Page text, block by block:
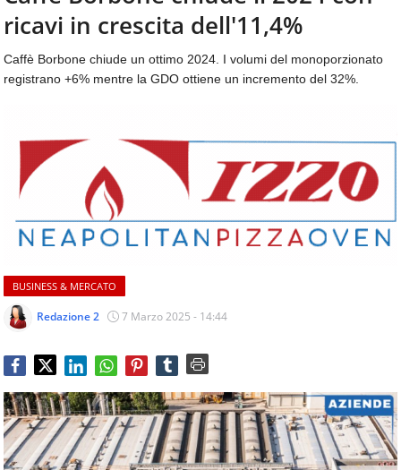
aggiornamenti
quotidiani
temi
come
food
&
beverage,
catering
e
articoli
sul
mondo
dell'alimentazione,
dei
fuoricasa,
Food
Service
e
tutte
CONTATTI
ricavi in crescita dell'11,4%
Caffè Borbone chiude un ottimo 2024. I volumi del monoporzionato
registrano +6% mentre la GDO ottiene un incremento del 32%.
BUSINESS & MERCATO
Redazione 2 7 Marzo 2025 - 14:44